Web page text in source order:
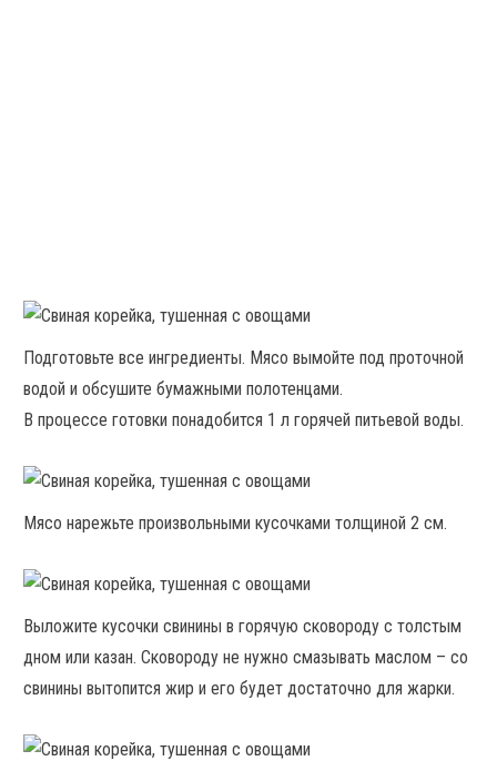
Подготовьте все ингредиенты. Мясо вымойте под проточной
водой и обсушите бумажными полотенцами.
В процессе готовки понадобится 1 л горячей питьевой воды.
Мясо нарежьте произвольными кусочками толщиной 2 см.
Выложите кусочки свинины в горячую сковороду с толстым
дном или казан. Сковороду не нужно смазывать маслом – со
свинины вытопится жир и его будет достаточно для жарки.